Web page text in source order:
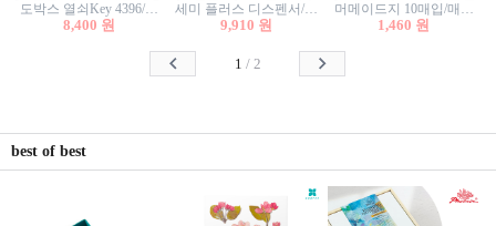
도박스 열쇠Key 4396/투
표함/건의함/모금함/응모
8,400 원
세미 플러스 디스펜서/소
프트수세미5매+강력수세
9,910 원
머메이드지 10매입/매직
터치/색지/색상지/색복사
칼라색지/고급복사지
1,460 원
1 / 2
best of best